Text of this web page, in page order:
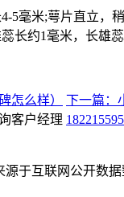
米;萼片直立，稍
长约1毫米，长雄
怎么样）
下一篇：
客户经理
于互联网公开数